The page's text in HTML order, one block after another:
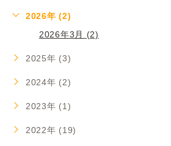
2026年 (2)
2026年3月 (2)
2025年 (3)
2024年 (2)
2023年 (1)
2022年 (19)